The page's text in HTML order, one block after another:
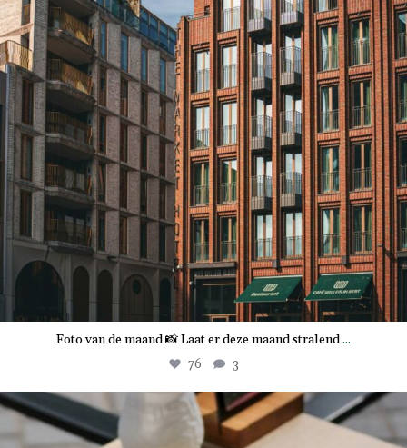
Foto van de maand 📸 Laat er deze maand stralend...
76 3
the.market.hotel.groningen
Juni 27